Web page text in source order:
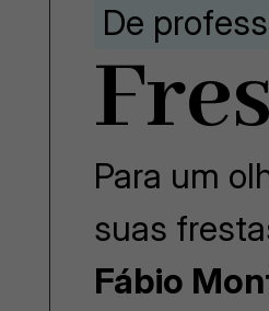
De
Para um
suas
Fábio